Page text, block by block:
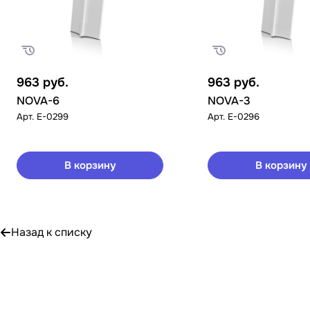
963 руб.
NOVA-6
Арт. E-0299
В корзину
963 руб.
NOVA-3
Арт. E-0296
В корзину
Назад к списку